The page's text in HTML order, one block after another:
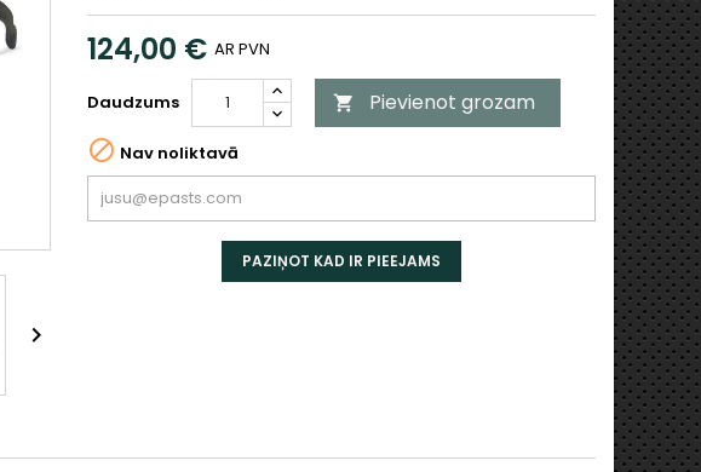

124,00 € AR PVN
Daudzums  Pievienot grozam
 Nav noliktavā
PAZIŅOT KAD IR PIEEJAMS